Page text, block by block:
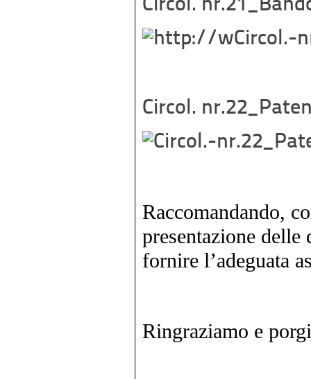
Circol.
Circol.
Raccomandando,
presentazione delle
fornire l’adeguata
Ringraziamo e